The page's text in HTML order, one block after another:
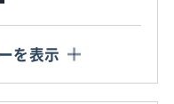
を表示